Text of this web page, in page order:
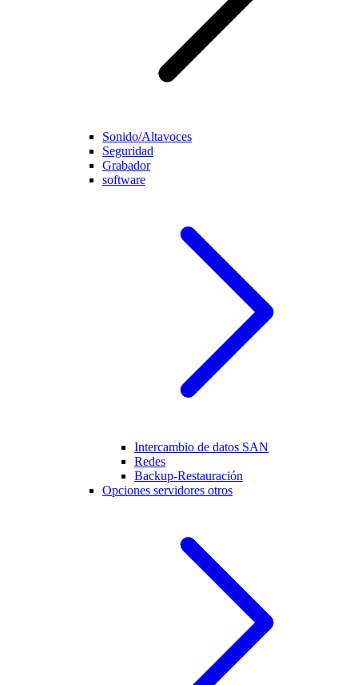
Sonido/Altavoces
Seguridad
Grabador
software
Intercambio de datos SAN
Redes
Backup-Restauración
Opciones servidores otros